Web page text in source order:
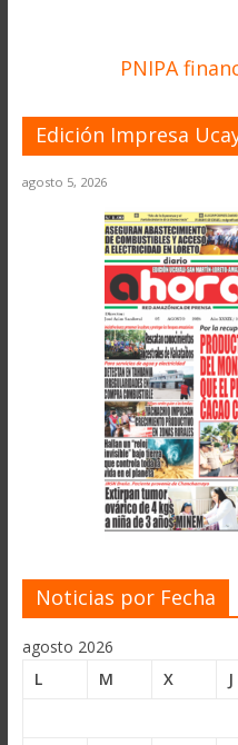
PNIPA
Edición Impresa
agosto 5, 2026
Noticias por Fecha
agosto 2026
L
M X J